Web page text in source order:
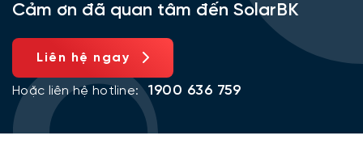
Cảm ơn đã quan tâm đến SolarBK
Liên hệ ngay
Hoặc liên hệ hotline: 1900 636 759